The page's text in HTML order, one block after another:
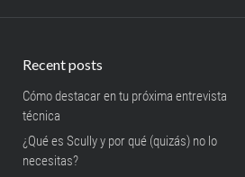
Recent posts
Cómo destacar en tu próxima entrevista
técnica
¿Qué es Scully y por qué (quizás) no lo
necesitas?